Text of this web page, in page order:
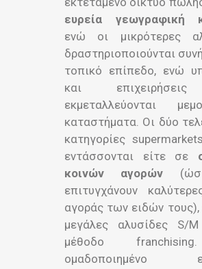
ευρεία γεωγραφική
ενώ οι μικρότερες
δραστηριοποιούνται
τοπικό επίπεδο, ενώ
και
εκμεταλλεύονται
καταστήματα. Οι δύο
κατηγορίες
εντάσσονται είτε σε
κοινών αγορών
επιτυγχάνουν
αγοράς των ειδών τους),
μεγάλες αλυσίδες S/
μέθοδο
ομαδοποιημένο